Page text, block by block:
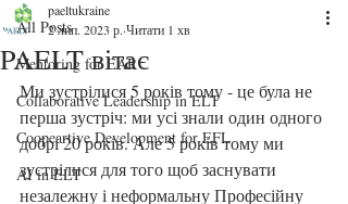
All Posts
Mentoring for EAR
Collaborative Leadership in ELT
Coopeartive Development for EFL
AI in ELT
PAELT вітає
paeltukraine
2 лип. 2023 р. Читати 1 хв
Ми зустрілися 5 років тому - це була не
перша зустріч: ми усі знали один одного
добрі 20 років. Але 5 років тому ми
зустрілися для того щоб заснувати
незалежну і неформальну Професійну